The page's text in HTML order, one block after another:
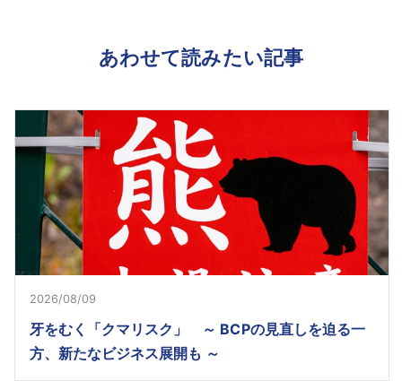
あわせて読みたい記事
2026/08/09
牙をむく「クマリスク」 ～ BCPの見直しを迫る一
方、新たなビジネス展開も ～